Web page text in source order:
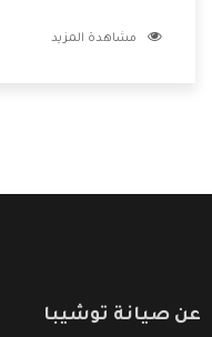
الشركة بها والتى تكون
مشاهدة المزيد
عن صيانة توشيبا